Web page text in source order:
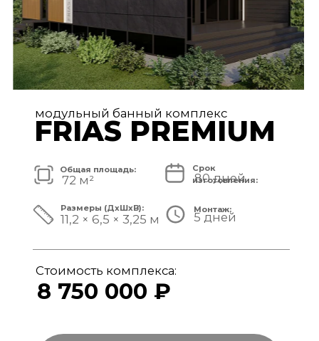
6 950 000 ₽
11,7 × 3,9 × 3,25 м
80 дней
48 м²
Общая площадь:
модульный банный комплекс
TISAN LUXE